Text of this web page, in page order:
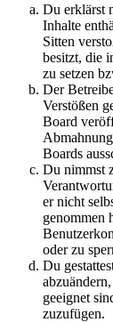
Du erklärst
Inhalte
Sitten
besitzt, die
zu setzen
Der
Verstößen
Board
Boards
Du nimmst
er nicht
genommen
oder zu
Du
geeignet
zuzufügen.